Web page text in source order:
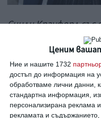
Ценим
Ние и нашите 1732
достъп до информация на
обработваме лични данни,
стандартна информация,
персонализирана реклама
рекламата и
Синди Крауфорд със
Снимка: Getty
Но откакто Пресли
напуснаха
празничните